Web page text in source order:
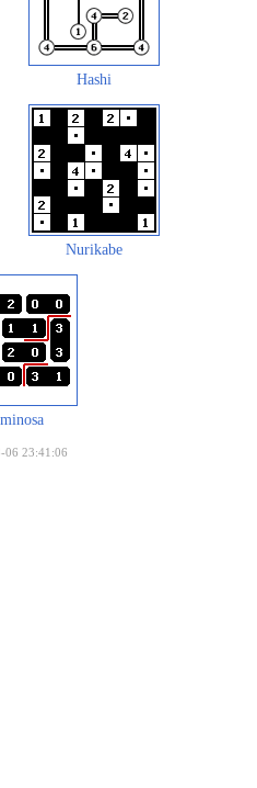
Hashi
Nurikabe
06 23:41:06